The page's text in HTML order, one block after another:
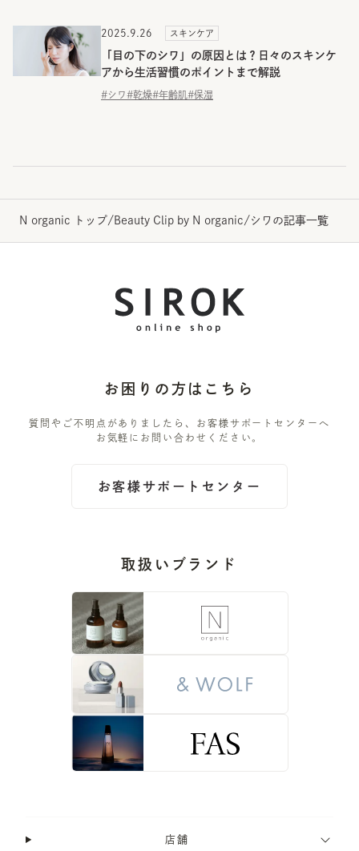
2025.9.26 スキンケア
「目の下のシワ」の原因とは？日々のスキンケ
アから生活習慣のポイントまで解説
#シワ#乾燥#年齢肌 #保湿
N organic トップ/ Beauty Clip by N organic/ シワの記事一覧
お困りの方はこちら
質問やご不明点がありましたら、お客様サポートセンターへ
お気軽にお問い合わせください。
お客様サポートセンター
取扱いブランド
店舗